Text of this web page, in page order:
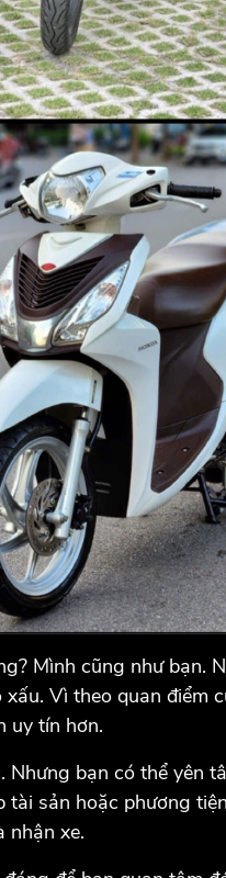
Mình cũng như
Vì theo quan
uy tín hơn.
Nhưng bạn có thể yên
sản hoặc phương
nhận xe.